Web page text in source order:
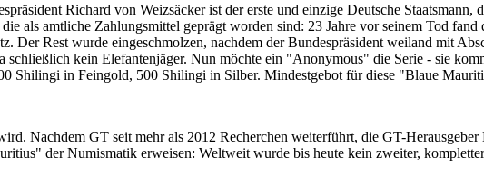
Richard von Weizsäcker ist der erste und einzige Deutsche Staatsmann,
als amtliche Zahlungsmittel geprägt worden sind: 23 Jahre vor seinem Tod
Der Rest wurde eingeschmolzen, nachdem der Bundespräsident weiland mit
schließlich kein Elefantenjäger. Nun möchte ein "Anonymous" die Serie - sie
Shilingi in Feingold, 500 Shilingi in Silber. Mindestgebot für diese "Blaue
Nachdem GT seit mehr als 2012 Recherchen weiterführt, die GT-Herausgeber
der Numismatik erweisen: Weltweit wurde bis heute kein zweiter,